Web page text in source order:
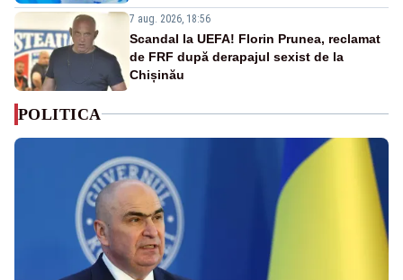
7 aug. 2026, 18:56
Scandal la UEFA! Florin Prunea, reclamat
de FRF după derapajul sexist de la
Chișinău
POLITICA